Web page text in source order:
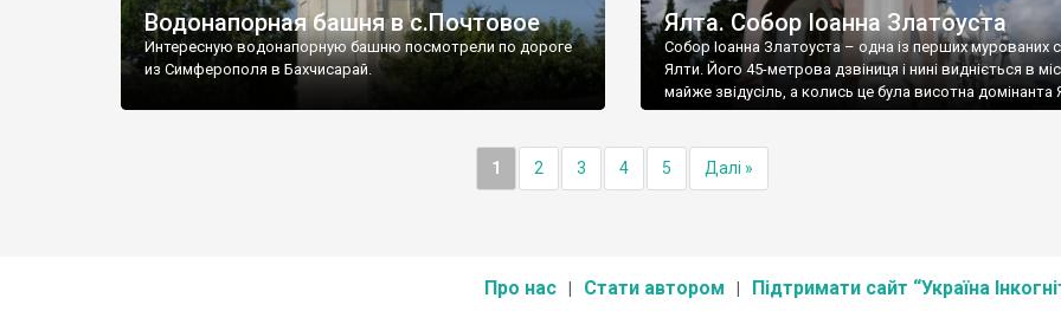
Водонапорная башня в с.Почтовое
Интересную водонапорную башню посмотрели по дороге
из Симферополя в Бахчисарай.
Ялта. Собор Іоанна Златоуста
Собор Іоанна Златоуста – одна із перших мурованих
Ялти. Його 45-метрова дзвіниця і нині видніється в
майже звідусіль, а колись це була висотна домінанта
1 2 3 4 5 Далі »
Про нас Стати автором Підтримати сайт “Україна